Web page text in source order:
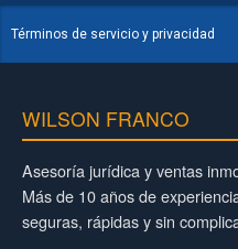
Términos de servicio y privacidad
WILSON FRANCO
Asesoría jurídica y ventas
Más de 10 años de
seguras, rápidas y sin